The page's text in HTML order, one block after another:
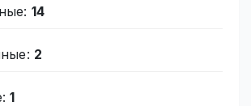
14
2
1